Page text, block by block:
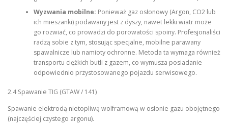
Wyzwania mobilne: Ponieważ gaz osłonowy (Argon, CO2 lub
ich mieszanki) podawany jest z dyszy, nawet lekki wiatr może
go rozwiać, co prowadzi do porowatości spoiny. Profesjonaliści
radzą sobie z tym, stosując specjalne, mobilne parawany
spawalnicze lub namioty ochronne. Metoda ta wymaga również
transportu ciężkich butli z gazem, co wymusza posiadanie
odpowiednio przystosowanego pojazdu serwisowego.
2.4 Spawanie TIG (GTAW / 141)
Spawanie elektrodą nietopliwą wolframową w osłonie gazu obojętnego
(najczęściej czystego argonu).